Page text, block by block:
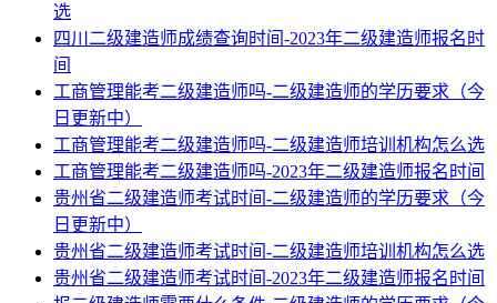
选
四川二级建造师成绩查询时间-2023年二级建造师报名时
间
工商管理能考二级建造师吗-二级建造师的学历要求（今
日更新中）
工商管理能考二级建造师吗-二级建造师培训机构怎么选
工商管理能考二级建造师吗-2023年二级建造师报名时间
贵州省二级建造师考试时间-二级建造师的学历要求（今
日更新中）
贵州省二级建造师考试时间-二级建造师培训机构怎么选
贵州省二级建造师考试时间-2023年二级建造师报名时间